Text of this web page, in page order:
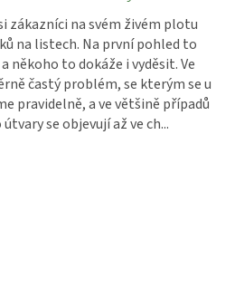
zákazníci na svém živém plotu
na listech. Na první pohled to
někoho to dokáže i vyděsit. Ve
častý problém, se kterým se u
pravidelně, a ve většině případů
se objevují až ve ch...